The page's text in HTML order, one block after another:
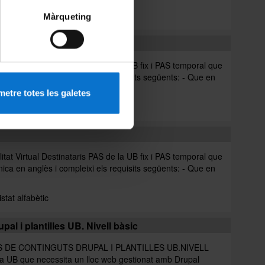
Màrqueting
totes les galetes
Llistat alfabètic
Virtual Destinataris PAS de la UB fix i PAS temporal que
en anglès i compleixi els requisits següents: - Que en
Virtual Destinataris PAS de la UB fix i PAS temporal que
en anglès i compleixi els requisits següents: - Que en
alfabètic
i plantilles UB. Nivell bàsic
CONTINGUTS DRUPAL I PLANTILLES UB.NIVELL
UB que necessita un lloc web gestionat amb Drupal